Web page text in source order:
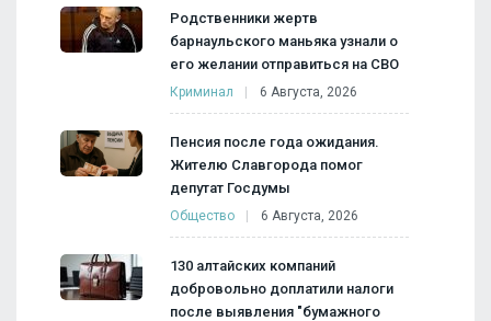
Родственники жертв
барнаульского маньяка узнали о
его желании отправиться на СВО
Криминал 6 Августа, 2026
Пенсия после года ожидания.
Жителю Славгорода помог
депутат Госдумы
Общество 6 Августа, 2026
130 алтайских компаний
добровольно доплатили налоги
после выявления "бумажного